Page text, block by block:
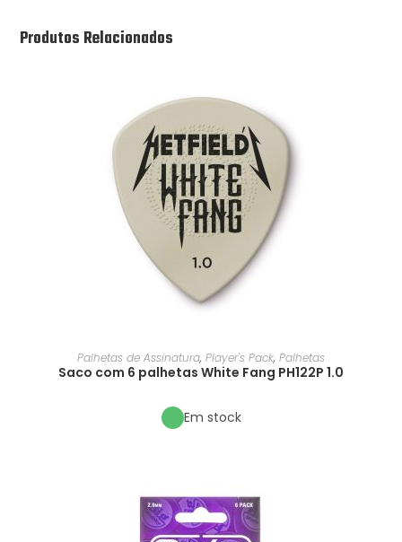
Produtos Relacionados
Palhetas de Assinatura, Player's Pack, Palhetas
Saco com 6 palhetas White Fang PH122P 1.0
Em stock